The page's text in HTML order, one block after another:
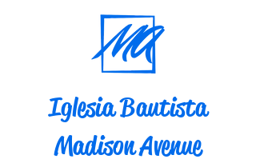
Iglesia Bautista
Madison Avenue